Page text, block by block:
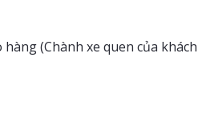
(Chành xe quen của